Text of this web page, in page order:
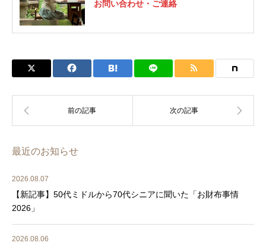
お問い合わせ・ご連絡
最近のお知らせ
2026.08.07
【新記事】50代ミドルから70代シニアに聞いた「お財布事情
2026」
2026.08.06